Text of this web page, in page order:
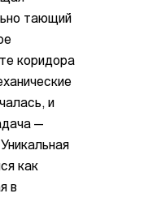
тающий
коридора
и
—
как
в